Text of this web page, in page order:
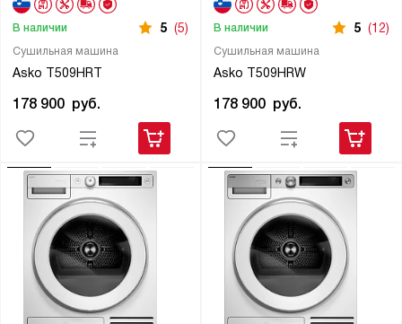
Сушильная машина
Asko T509HRT
В наличии 5 (5)
178 900 руб.
Сушильная машина
Asko T509HRW
В наличии 5 (12)
178 900 руб.